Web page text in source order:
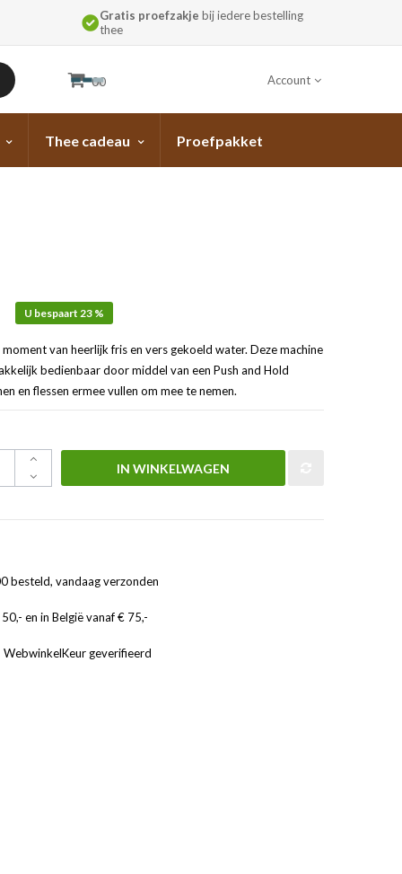
Gratis proefzakje bij iedere bestelling
thee
00 Account
Thee cadeau Proefpakket
U bespaart 23 %
van heerlijk fris en vers gekoeld water. Deze machine
bedienbaar door middel van een Push and Hold
en flessen ermee vullen om mee te nemen.
IN WINKELWAGEN
besteld, vandaag verzonden
en in België vanaf € 75,-
WebwinkelKeur geverifieerd